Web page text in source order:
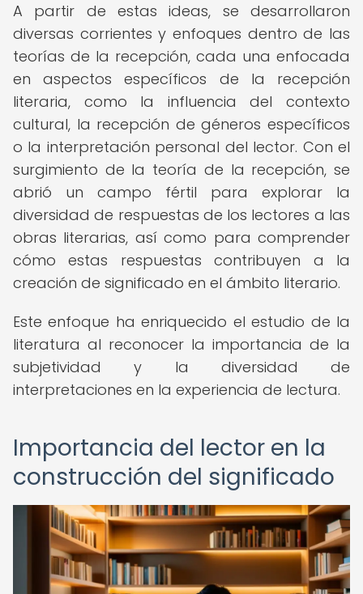
A partir de estas ideas, se desarrollaron
diversas corrientes y enfoques dentro de las
teorías de la recepción, cada una enfocada
en aspectos específicos de la recepción
literaria, como la influencia del contexto
cultural, la recepción de géneros específicos
o la interpretación personal del lector. Con el
surgimiento de la teoría de la recepción, se
abrió un campo fértil para explorar la
diversidad de respuestas de los lectores a las
obras literarias, así como para comprender
cómo estas respuestas contribuyen a la
creación de significado en el ámbito literario.
Este enfoque ha enriquecido el estudio de la
literatura al reconocer la importancia de la
subjetividad y la diversidad de
interpretaciones en la experiencia de lectura.
Importancia del lector en la
construcción del significado